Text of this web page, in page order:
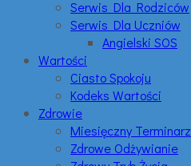
Serwis Dla Rodziców
Serwis Dla Uczniów
Angielski SOS
Wartości
Ciasto Spokoju
Kodeks Wartości
Zdrowie
Miesięczny Terminarz
Zdrowe Odżywianie